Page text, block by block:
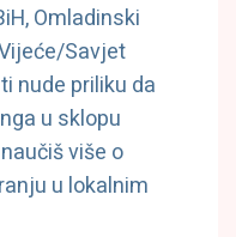
Omladinski
Savjet
nude priliku da
u sklopu
više o
u lokalnim